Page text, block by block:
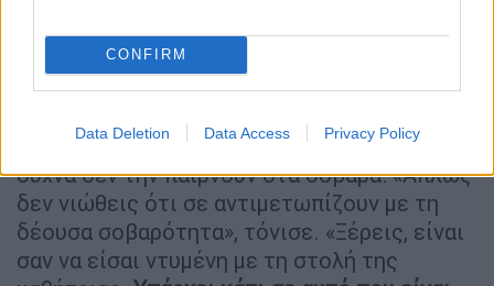
CONFIRM
Data Deletion Data Access Privacy Policy
Νάταλι Πόρτμαν.
Ως μια ηθοποιός που στην παιδική της ηλικία
εδραιωθεί ως ενήλικη ηθοποιός, νιώθει ότι
συχνά δεν την παίρνουν στα σοβαρά: «Απλώς
δεν νιώθεις ότι σε αντιμετωπίζουν με τη
δέουσα σοβαρότητα», τόνισε. «Ξέρεις, είναι
σαν να είσαι ντυμένη με τη στολή της